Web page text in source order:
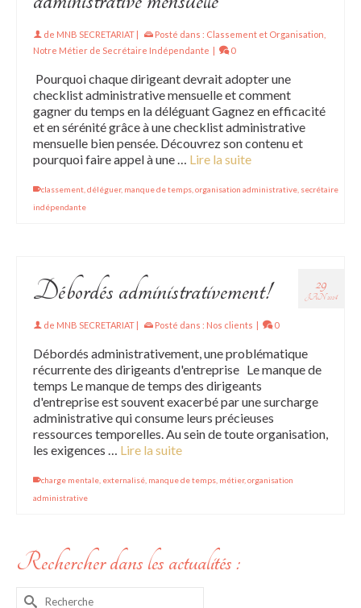
de MNB SECRETARIAT | Posté dans : Classement et Organisation
Notre Métier de Secrétaire Indépendante | 0
Pourquoi chaque dirigeant devrait adopter une
checklist administrative mensuelle et comment
gagner du temps en la déléguant Gagnez en efficacité
et en sérénité grâce à une checklist administrative
mensuelle bien pensée. Découvrez son contenu et
pourquoi faire appel à une … Lire la suite
classement déléguer, manque de temps organisation administrative secrétaire
indépendante
29
JAN 2024
Débordés administrativement!
de MNB SECRETARIAT | Posté dans : Nos clients | 0
Débordés administrativement, une problématique
récurrente des dirigeants d'entreprise Le manque de
temps Le manque de temps des dirigeants
d'entreprise est souvent exacerbé par une surcharge
administrative qui consume leurs précieuses
ressources temporelles. Au sein de toute organisation,
les exigences … Lire la suite
charge mentale externalisé manque de temps métier, organisation
administrative
Rechercher dans les actualités :
Rechercher :